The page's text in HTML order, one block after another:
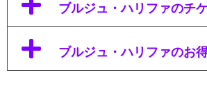
ブルジュ・ハリファのチ
ブルジュ・ハリファのお